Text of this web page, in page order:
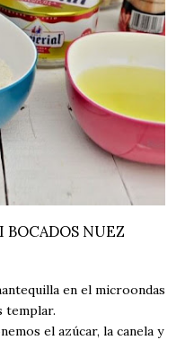
BOCADOS NUEZ
en el microondas
templar.
el azúcar, la canela y